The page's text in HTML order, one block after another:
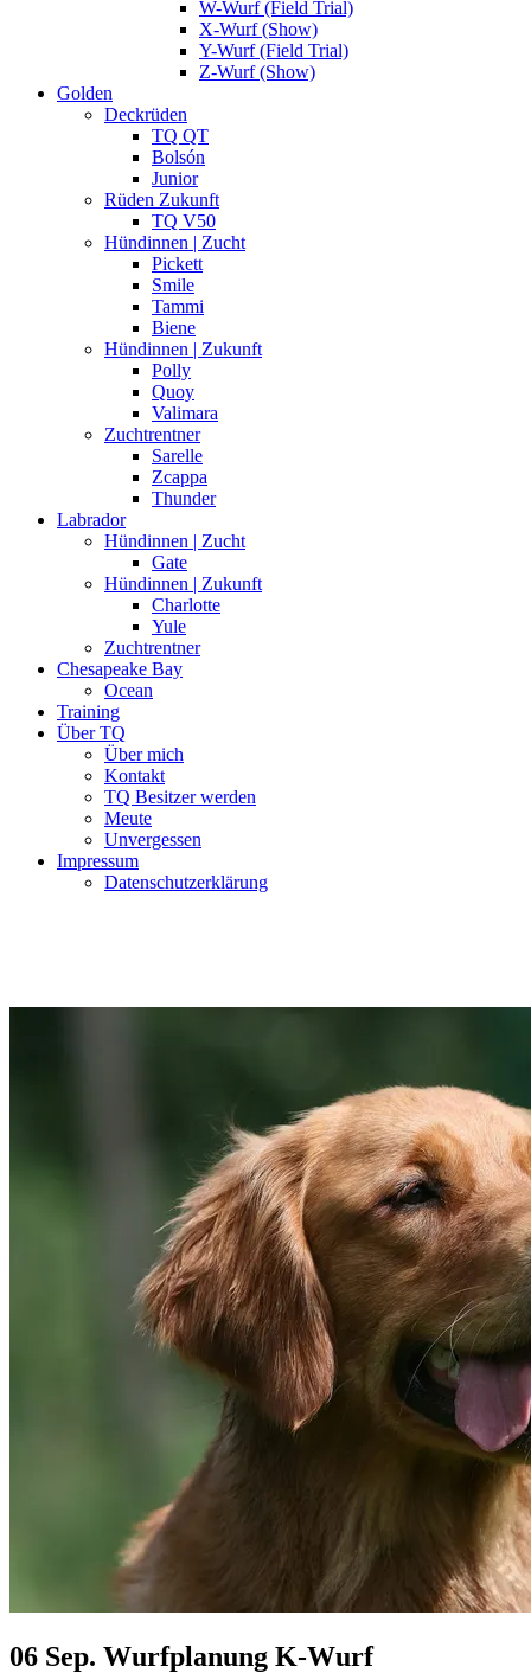
W-Wurf (Field Trial)
X-Wurf (Show)
Y-Wurf (Field Trial)
Z-Wurf (Show)
Golden
Deckrüden
TQ QT
Bolsón
Junior
Rüden Zukunft
TQ V50
Hündinnen | Zucht
Pickett
Smile
Tammi
Biene
Hündinnen | Zukunft
Polly
Quoy
Valimara
Zuchtrentner
Sarelle
Zcappa
Thunder
Labrador
Hündinnen | Zucht
Gate
Hündinnen | Zukunft
Charlotte
Yule
Zuchtrentner
Chesapeake Bay
Ocean
Training
Über TQ
Über mich
Kontakt
TQ Besitzer werden
Meute
Unvergessen
Impressum
Datenschutzerklärung
06 Sep. Wurfplanung K-Wurf